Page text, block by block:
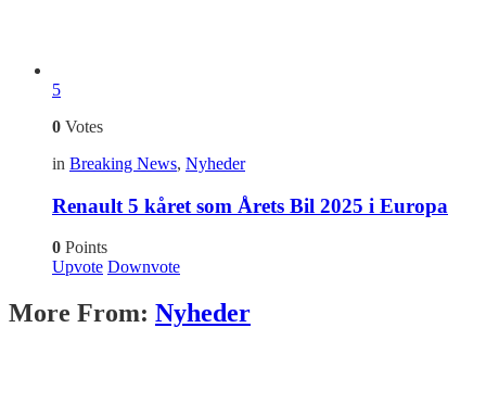
5
0 Votes
in Breaking News, Nyheder
Renault 5 kåret som Årets Bil 2025 i Europa
0 Points
Upvote Downvote
More From: Nyheder